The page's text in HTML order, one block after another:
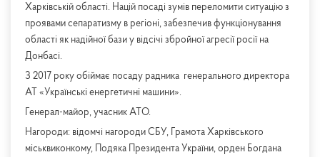
Харківській області. Націй посаді зумів переломити ситуацію з
проявами сепаратизму в регіоні, забезпечив функціонування
області як надійної бази у відсічі збройної агресії росії на
Донбасі.
З 2017 року обіймає посаду радника генерального директора
АТ «Українські енергетичні машини».
Генерал-майор, учасник АТО.
Нагороди: відомчі нагороди СБУ, Грамота Харківського
міськвиконкому, Подяка Президента України, орден Богдана